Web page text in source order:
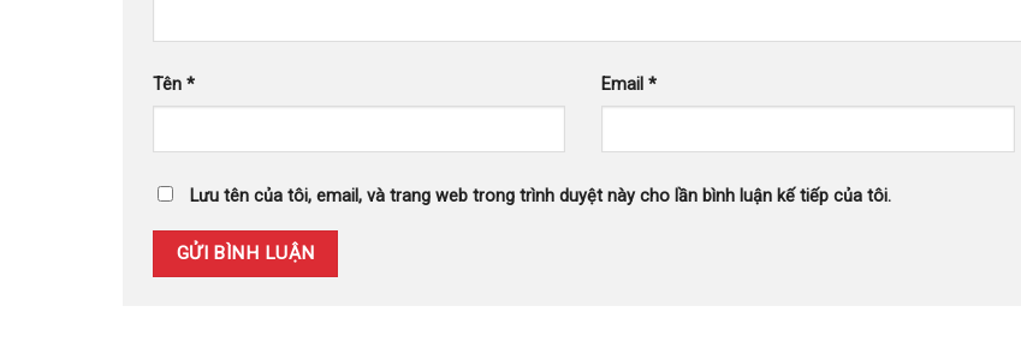
Tên * Email*
Lưu tên của tôi, email, và trang web trong trình duyệt này cho lần bình luận kế tiếp của tôi.